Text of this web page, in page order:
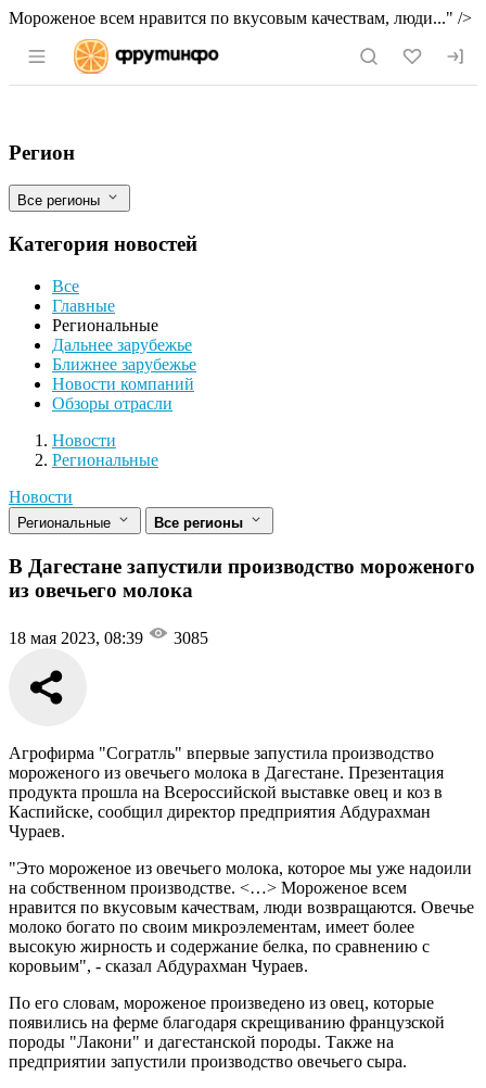
Мороженое всем нравится по вкусовым качествам, люди..." />
Раздел навигации по сайту fruitinfo.ru
В Дагестане запустили производство
Фильтры
Регион
Все регионы
Категория новостей
Все
Главные
Региональные
Дальнее зарубежье
Ближнее зарубежье
Новости компаний
Обзоры отрасли
Новости
Разделы
Новости
Региональные
Новости
Региональные Все регионы
В Дагестане запустили производство мороженого
из овечьего молока
18 мая 2023, 08:39 3085
Агрофирма "Согратль" впервые запустила производство
мороженого из овечьего молока в Дагестане. Презентация
продукта прошла на Всероссийской выставке овец и коз в
Каспийске, сообщил директор предприятия Абдурахман
Чураев.
"Это мороженое из овечьего молока, которое мы уже надоили
на собственном производстве. <…> Мороженое всем
нравится по вкусовым качествам, люди возвращаются. Овечье
молоко богато по своим микроэлементам, имеет более
высокую жирность и содержание белка, по сравнению с
коровьим", - сказал Абдурахман Чураев.
По его словам, мороженое произведено из овец, которые
появились на ферме благодаря скрещиванию французской
породы "Лакони" и дагестанской породы. Также на
предприятии запустили производство овечьего сыра.